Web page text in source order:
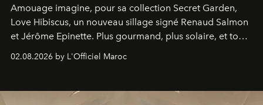
Amouage imagine, pour sa collection Secret Garden,
Love Hibiscus, un nouveau sillage signé Renaud Salmon
et Jérôme Epinette. Plus gourmand, plus solaire, et tout
à fait irrésistible.
02.08.2026 by L'Officiel Maroc